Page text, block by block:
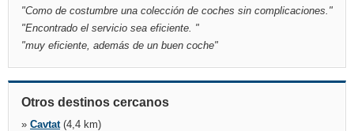
"Como de costumbre una colección de coches sin complicaciones. "
"Encontrado el servicio sea eficiente. "
"muy eficiente, además de un buen coche"
Otros destinos cercanos
» Cavtat(4,4 km)